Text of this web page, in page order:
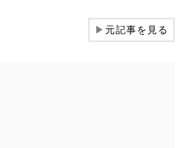
▶元記事を見る